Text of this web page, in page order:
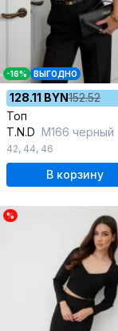
-16% ВЫГОДНО
128.11 BYN152.52
Топ
T.N.D М166 черный
42, 44, 46
В корзину
%